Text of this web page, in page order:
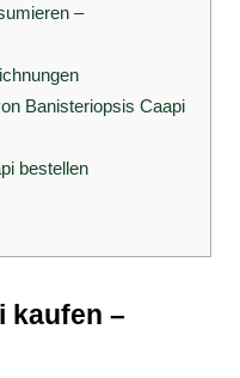
–
Banisteriopsis Caapi
bestellen
kaufen –